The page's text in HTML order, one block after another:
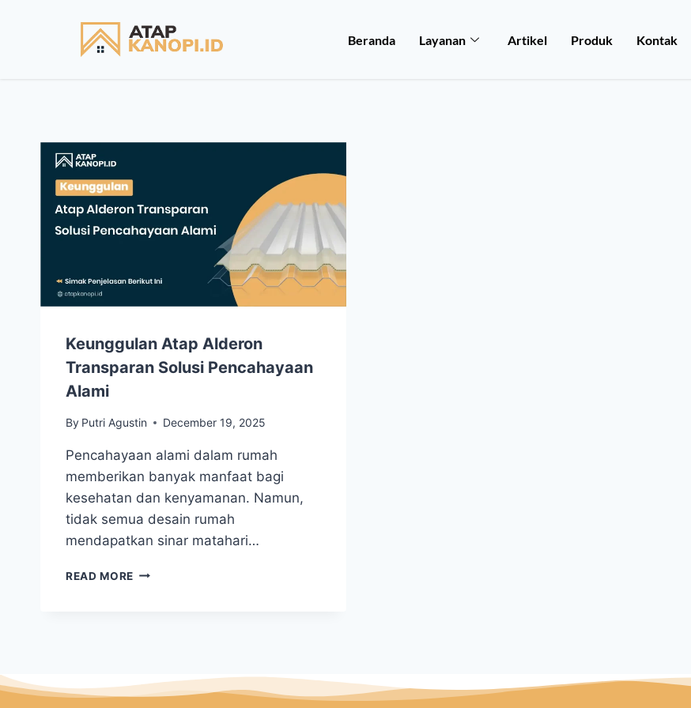
Beranda Layanan Artikel Produk Kontak
Keunggulan Atap Alderon
Transparan Solusi Pencahayaan
Alami
By Putri Agustin December 19, 2025
Pencahayaan alami dalam rumah
memberikan banyak manfaat bagi
kesehatan dan kenyamanan. Namun,
tidak semua desain rumah
mendapatkan sinar matahari…
READ MORE